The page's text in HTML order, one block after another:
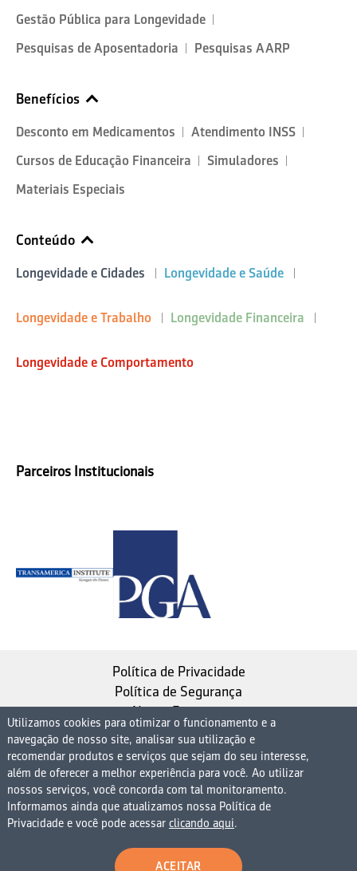
Gestão Pública para Longevidade
Pesquisas de Aposentadoria
Pesquisas AARP
Benefícios
Desconto em Medicamentos
Atendimento INSS
Cursos de Educação Financeira
Simuladores
Materiais Especiais
Conteúdo
Longevidade e Cidades Longevidade e Saúde
Longevidade e Trabalho Longevidade Financeira
Longevidade e Comportamento
Parceiros Institucionais
Política de Privacidade
Política de Segurança
Nosso Estatuto
Instituto de Longevidade MAG, uma empresa do
Grupo MAG
| CNPJ 08.474.765/0001-75
Avenida Presidente Juscelino Kubitschek, 1830, 15º
andar bloco 1 (parte), Condomínio Edifício São Luiz -
Vila Nova Conceição
Utilizamos cookies para otimizar o funcionamento e a
navegação de nosso site, analisar sua utilização e
recomendar produtos e serviços que sejam do seu interesse,
além de oferecer a melhor experiência para você. Ao utilizar
nossos serviços, você concorda com tal monitoramento.
Informamos ainda que atualizamos nossa Política de
Privacidade e você pode acessar clicando aqui.
ACEITAR